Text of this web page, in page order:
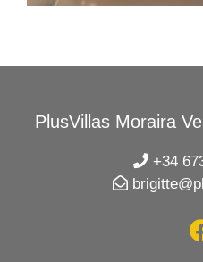
PlusVillas Moraira
+34